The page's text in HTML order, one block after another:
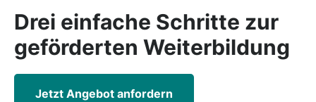
Drei einfache Schritte zur
geförderten Weiterbildung
Jetzt Angebot anfordern